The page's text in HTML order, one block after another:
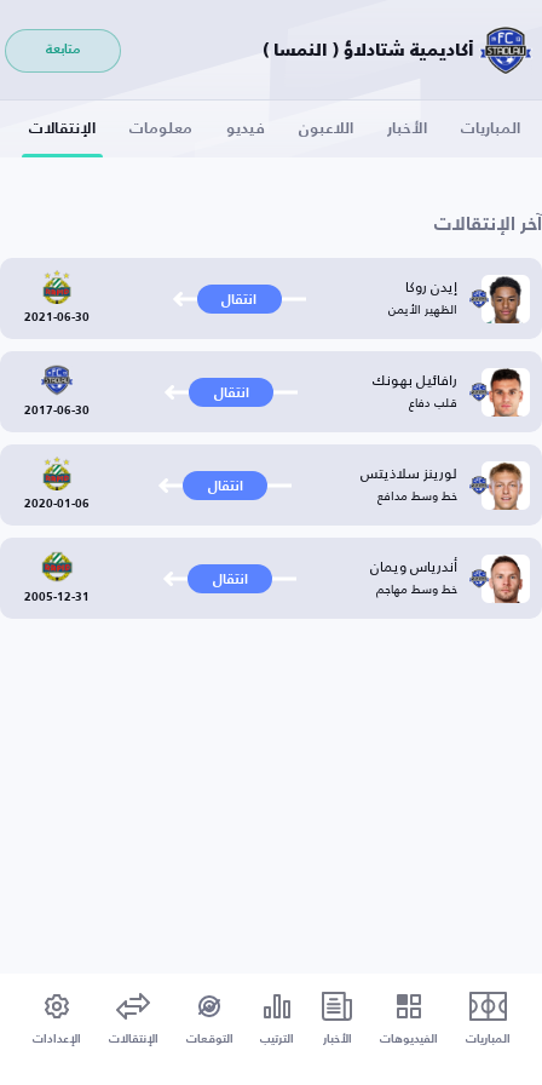
أكاديمية شتادلاؤ ( النمسا ) متابعة
المباريات الأخبار اللاعبون فيديو معلومات الإنتقالات
آخر الإنتقالات
إيدن روكا
الظهير الأيمن انتقال
2021-06-30
رافائيل بهونك
قلب دفاع انتقال
2017-06-30
لورينز سلاذيتس
خط وسط مدافع انتقال
2020-01-06
أندرياس ويمان
خط وسط مهاجم انتقال
2005-12-31
المباريات الفيديوهات الأخبار الترتيب التوقعات الإنتقالات الإعدادات